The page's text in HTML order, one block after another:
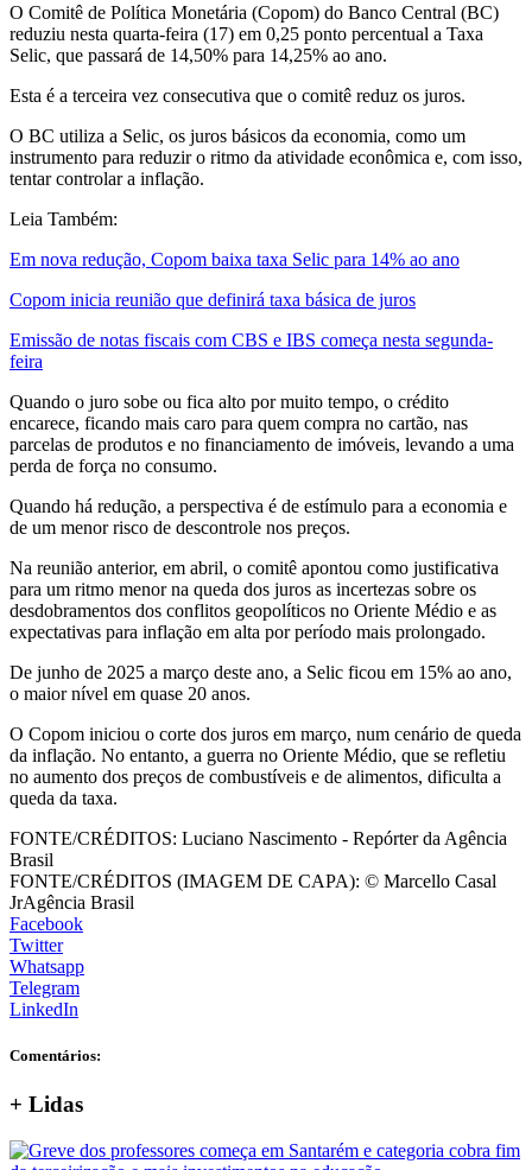
O Comitê de Política Monetária (Copom) do Banco Central (BC)
reduziu nesta quarta-feira (17) em 0,25 ponto percentual a Taxa
Selic, que passará de 14,50% para 14,25% ao ano.
Esta é a terceira vez consecutiva que o comitê reduz os juros.
O BC utiliza a Selic, os juros básicos da economia, como um
instrumento para reduzir o ritmo da atividade econômica e, com isso,
tentar controlar a inflação.
Leia Também:
Em nova redução, Copom baixa taxa Selic para 14% ao ano
Copom inicia reunião que definirá taxa básica de juros
Emissão de notas fiscais com CBS e IBS começa nesta segunda-
feira
Quando o juro sobe ou fica alto por muito tempo, o crédito
encarece, ficando mais caro para quem compra no cartão, nas
parcelas de produtos e no financiamento de imóveis, levando a uma
perda de força no consumo.
Quando há redução, a perspectiva é de estímulo para a economia e
de um menor risco de descontrole nos preços.
Na reunião anterior, em abril, o comitê apontou como justificativa
para um ritmo menor na queda dos juros as incertezas sobre os
desdobramentos dos conflitos geopolíticos no Oriente Médio e as
expectativas para inflação em alta por período mais prolongado.
De junho de 2025 a março deste ano, a Selic ficou em 15% ao ano,
o maior nível em quase 20 anos.
O Copom iniciou o corte dos juros em março, num cenário de queda
da inflação. No entanto, a guerra no Oriente Médio, que se refletiu
no aumento dos preços de combustíveis e de alimentos, dificulta a
queda da taxa.
FONTE/CRÉDITOS: Luciano Nascimento - Repórter da Agência
Brasil
FONTE/CRÉDITOS (IMAGEM DE CAPA): © Marcello Casal
JrAgência Brasil
Facebook
Twitter
Whatsapp
Telegram
LinkedIn
Comentários:
+ Lidas